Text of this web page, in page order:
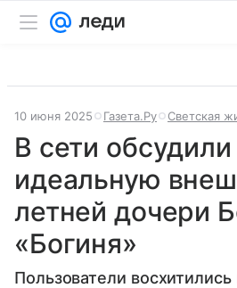
10 июня 2025 Газета.Ру Светская
В сети обсудили
идеальную
летней дочери
«Богиня»
Пользователи